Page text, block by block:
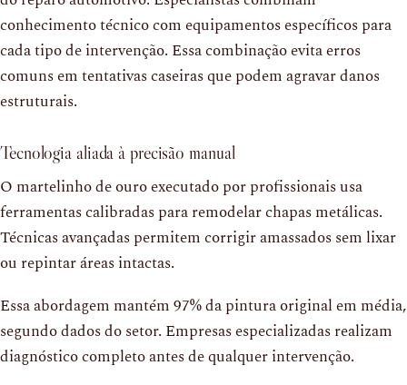
conhecimento técnico com equipamentos específicos para
cada tipo de intervenção. Essa combinação evita erros
comuns em tentativas caseiras que podem agravar danos
estruturais.
Tecnologia aliada à precisão manual
O martelinho de ouro executado por profissionais usa
ferramentas calibradas para remodelar chapas metálicas.
Técnicas avançadas permitem corrigir amassados sem lixar
ou repintar áreas intactas.
Essa abordagem mantém 97% da pintura original em média,
segundo dados do setor. Empresas especializadas realizam
diagnóstico completo antes de qualquer intervenção.